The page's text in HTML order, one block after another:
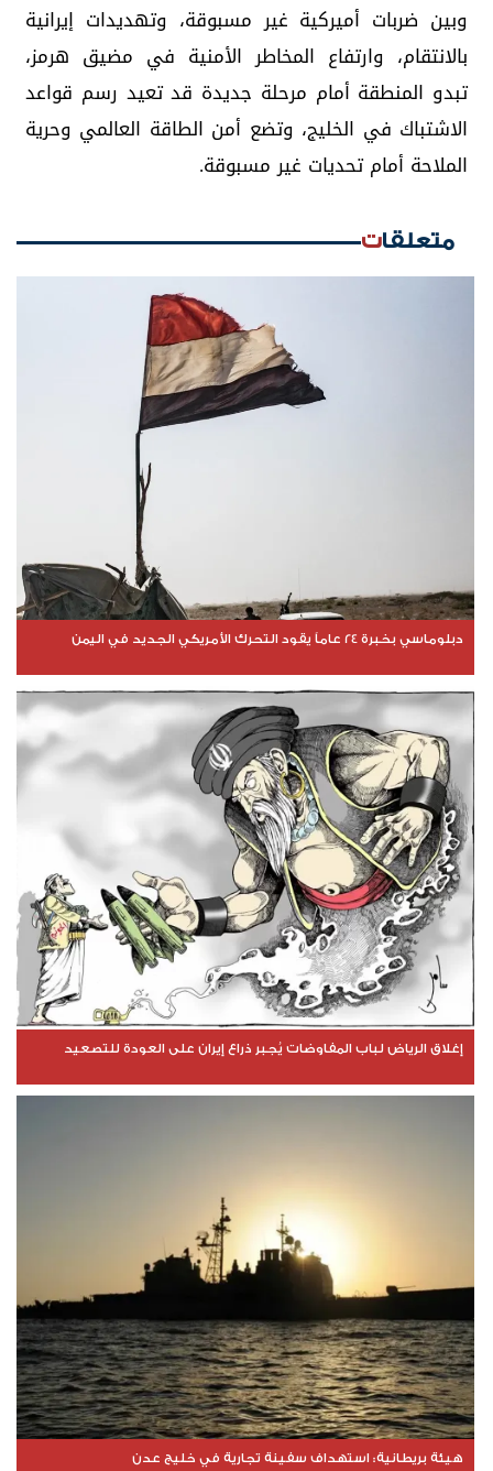
وبين ضربات أميركية غير مسبوقة، وتهديدات إيرانية
بالانتقام، وارتفاع المخاطر الأمنية في مضيق هرمز،
تبدو المنطقة أمام مرحلة جديدة قد تعيد رسم قواعد
الاشتباك في الخليج، وتضع أمن الطاقة العالمي وحرية
الملاحة أمام تحديات غير مسبوقة.
متعلقات
دبلوماسي بخبرة 24 عاماً يقود التحرك الأمريكي الجديد في اليمن
إغلاق الرياض لباب المفاوضات يُجبر ذراع إيران على العودة للتصعيد
هيئة بريطانية: استهداف سفينة تجارية في خليج عدن